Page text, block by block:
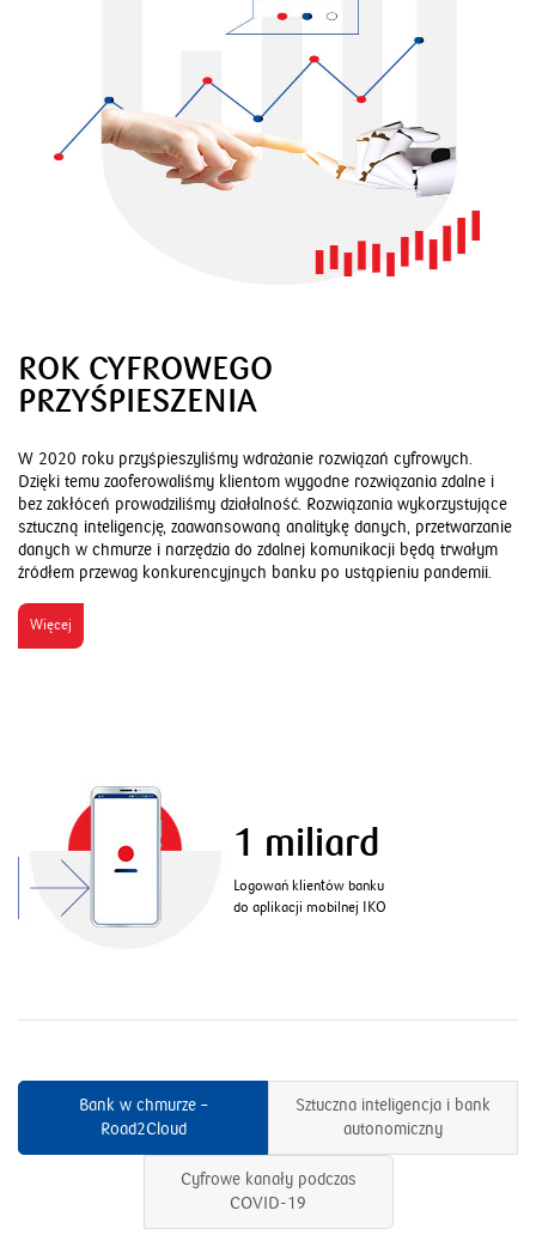
Noty finansowe
Indeks GRI Standards
Strategia PKO Bank Przyszłości
Realizacja strategii
ROK CYFROWEGO
PRZYŚPIESZENIA
W 2020 roku przyśpieszyliśmy wdrażanie rozwiązań cyfrowych.
Dzięki temu zaoferowaliśmy klientom wygodne rozwiązania zdalne i
bez zakłóceń prowadziliśmy działalność. Rozwiązania wykorzystujące
sztuczną inteligencję, zaawansowaną analitykę danych, przetwarzanie
danych w chmurze i narzędzia do zdalnej komunikacji będą trwałym
źródłem przewag konkurencyjnych banku po ustąpieniu pandemii.
Więcej
1 miliard
Logowań klientów banku
do aplikacji mobilnej IKO
Bank w chmurze –
Road2Cloud
Sztuczna inteligencja i bank
autonomiczny
Cyfrowe kanały podczas
COVID-19